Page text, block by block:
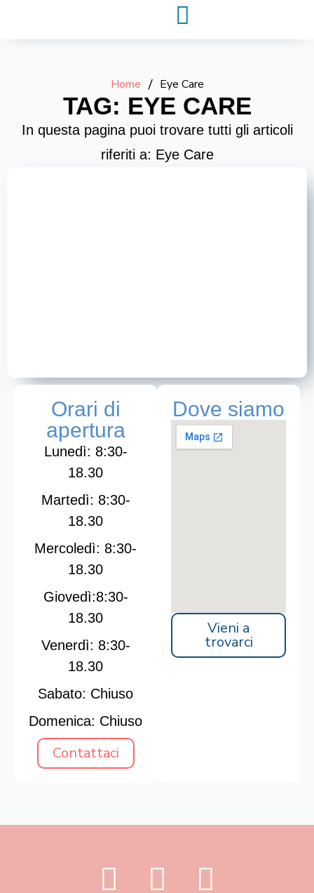
Home / Eye Care
TAG: EYE CARE
In questa pagina puoi trovare tutti gli articoli
riferiti a: Eye Care
Orari di
apertura
Lunedì: 8:30-
18.30
Martedì: 8:30-
18.30
Mercoledì: 8:30-
18.30
Giovedì:8:30-
18.30
Venerdì: 8:30-
18.30
Sabato: Chiuso
Domenica: Chiuso
Contattaci
Dove siamo
Vieni a
trovarci